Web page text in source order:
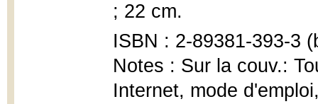
; 22 cm.
ISBN : 2-89381-393-3
Notes : Sur la couv.:
Internet, mode